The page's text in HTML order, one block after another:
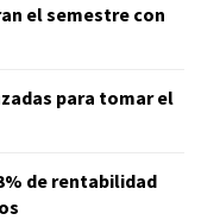
el semestre con
para tomar el
de rentabilidad